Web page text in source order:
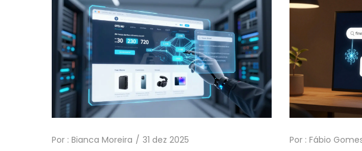
Por : Bianca Moreira 31 dez 2025 Por : Fábio